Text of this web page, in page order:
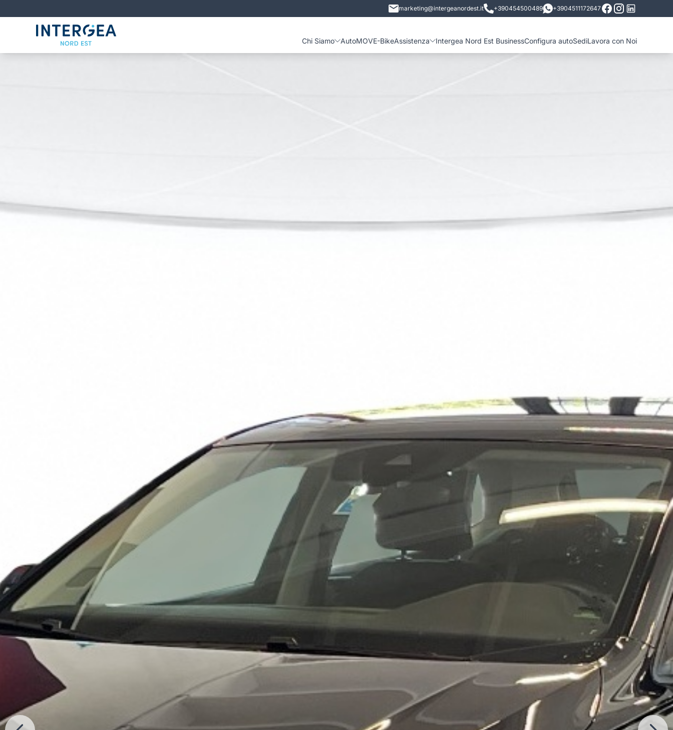
marketing@intergeanordest.it +390454500489 +3904511172647
Chi Siamo AutoMOVE-BikeAssistenza Intergea Nord Est BusinessConfigura autoSediLavora con Noi